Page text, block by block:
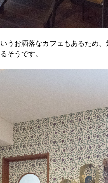
うお洒落なカフェもあるため
そうです。